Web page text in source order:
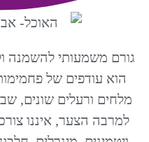
גורם משמעותי להשמנה
הוא עודפים של
מלחים ורעלים שונים,
למרבה הצער, איננו